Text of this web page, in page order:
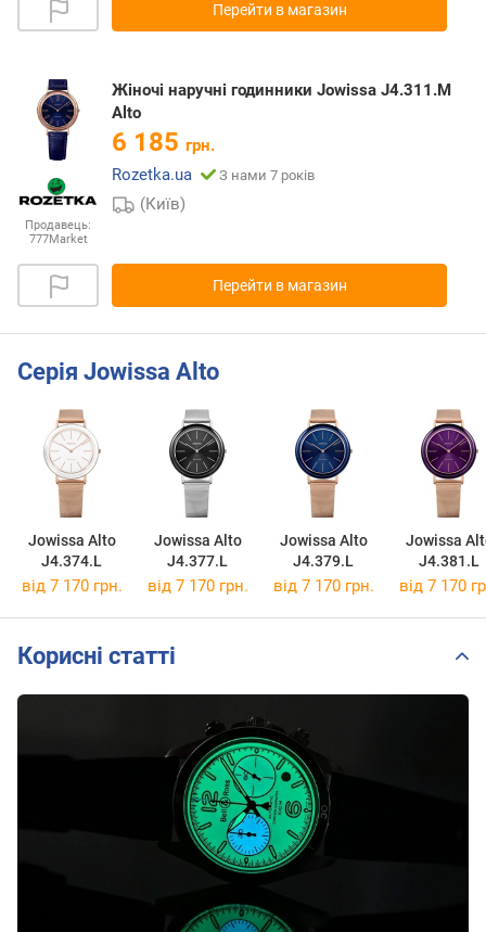
Перейти в магазин
Продавець:
777Market
Жіночі наручні годинники Jowissa J4.311.M
Alto
6 185 грн.
Rozetka.ua
З нами 7 років
(Київ)
Перейти в магазин
Серія Jowissa Alto
Jowissa Alto
J4.374.L
Jowissa Alto
J4.377.L
Jowissa Alto
J4.379.L
Jowissa
J4.381.L
від 7 170 грн. від 7 170 грн. від 7 170 грн. від 7 170
Корисні статті